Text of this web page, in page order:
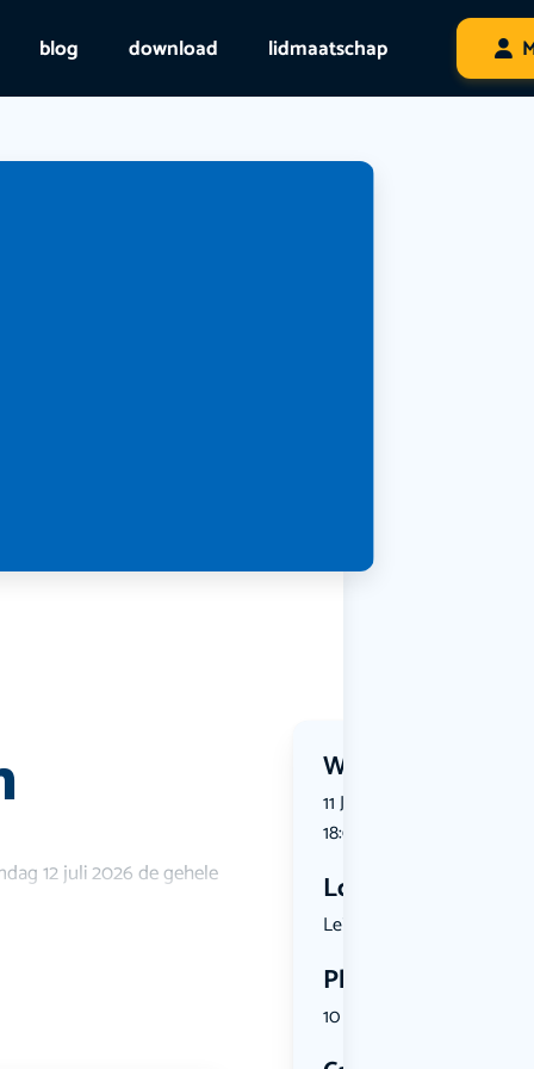
blog download lidmaatschap
Wanneer?
11 July 2026 | 11:00 tot 11
18:00
Locatie
Leiden, Ne...
Plekken
10 plekken beschikbaar
12 juli 2026 de gehele